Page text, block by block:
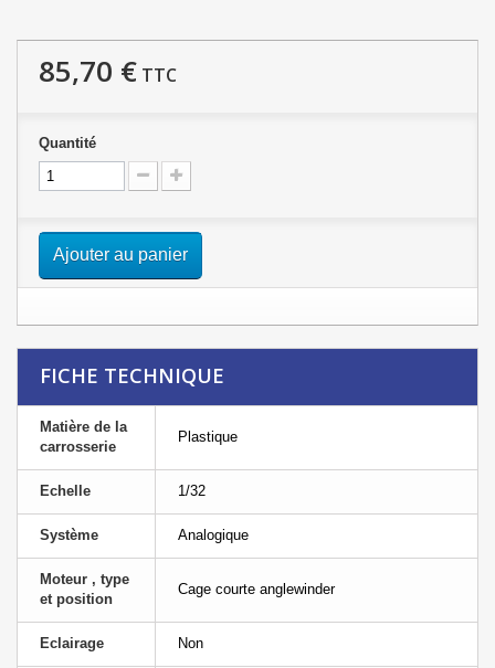
85,70 € TTC
Quantité
Ajouter au panier
FICHE TECHNIQUE
Matière de la
carrosserie
Plastique
Echelle 1/32
Système Analogique
Moteur , type
et position
Cage courte anglewinder
Eclairage Non